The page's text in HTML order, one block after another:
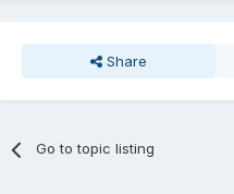
Share
Go to topic listing